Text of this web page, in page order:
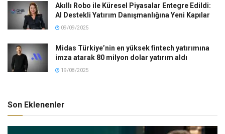
Akıllı Robo ile Küresel Piyasalar Entegre Edildi:
AI Destekli Yatırım Danışmanlığına Yeni Kapılar
09/09/2025
Midas Türkiye’nin en yüksek fintech yatırımına
imza atarak 80 milyon dolar yatırım aldı
19/08/2025
Son Eklenenler